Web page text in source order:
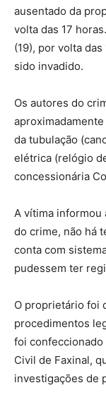
ausentado da
volta das 17
(19), por volta
sido invadido.
Os autores do
da tubulação
elétrica (relógio
concessionária
A vítima informou
do crime, não há
conta com
pudessem ter
O proprietário foi
procedimentos
foi confeccionado
Civil de Faxinal,
investigações de